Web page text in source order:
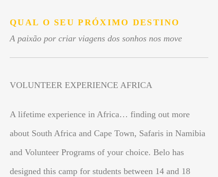
QUAL O SEU PRÓXIMO DESTINO
A paixão por criar viagens dos sonhos nos move
VOLUNTEER EXPERIENCE AFRICA
A lifetime experience in Africa… finding out more
about South Africa and Cape Town, Safaris in Namibia
and Volunteer Programs of your choice. Belo has
designed this camp for students between 14 and 18